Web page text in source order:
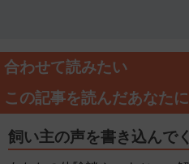
合わせて読みたい
この記事を読んだあなた
飼い主の声を書き込んで